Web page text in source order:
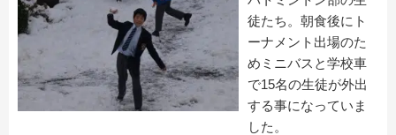
徒たち。朝食後にト
ーナメント出場のた
めミニバスと学校車
で15名の生徒が外出
する事になっていま
した。